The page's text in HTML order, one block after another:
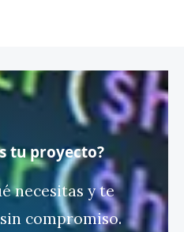
stuproyecto?
necesitas y te
compromiso.